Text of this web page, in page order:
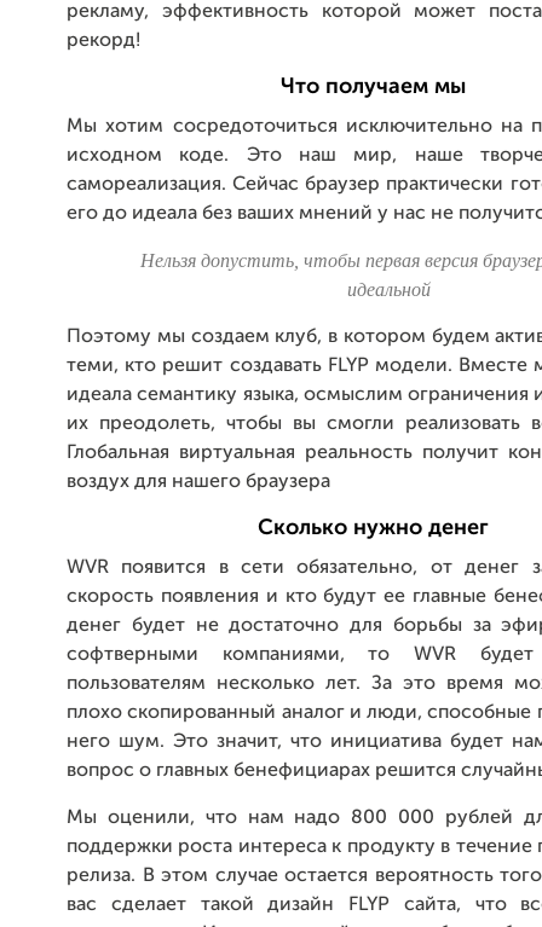
рекламу, эффективность которой может
рекорд!
Что получаем мы
Мы хотим сосредоточиться исключительно на
исходном коде. Это наш мир, наше
самореализация. Сейчас браузер практически
его до идеала без ваших мнений у нас не
Нельзя допустить, чтобы первая версия
идеальной
Поэтому мы создаем клуб, в котором будем
теми, кто решит создавать FLYP модели.
идеала семантику языка, осмыслим ограничения
их преодолеть, чтобы вы смогли реализовать
Глобальная виртуальная реальность получит
воздух для нашего браузера
Сколько нужно денег
WVR появится в сети обязательно, от денег
скорость появления и кто будут ее главные
денег будет не достаточно для борьбы за
софтверными компаниями, то WVR будет
пользователям несколько лет. За это время
плохо скопированный аналог и люди, способные
него шум. Это значит, что инициатива будет
вопрос о главных бенефициарах решится
Мы оценили, что нам надо 800 000 рублей
поддержки роста интереса к продукту в течение
релиза. В этом случае остается вероятность
вас сделает такой дизайн FLYP сайта, что